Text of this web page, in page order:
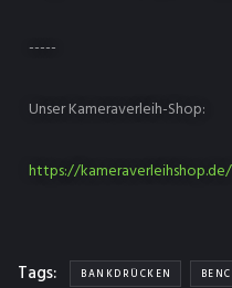
-----
Unser Kameraverleih-Shop:
https://kameraverleihshop.de/
Tags: BANKDRÜCKEN